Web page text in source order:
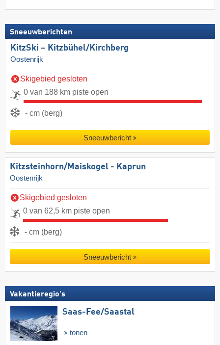
Sneeuwberichten
KitzSki – Kitzbühel/​Kirchberg
Oostenrijk
Skigebied gesloten
0 van 188 km piste open
- cm (berg)
Sneeuwbericht
Kitzsteinhorn/​Maiskogel - Kaprun
Oostenrijk
Skigebied gesloten
0 van 62,5 km piste open
- cm (berg)
Sneeuwbericht
Vakantieregio's
Saas-Fee/​Saastal
tonen